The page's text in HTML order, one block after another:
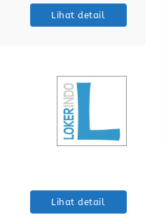
Lihat detail
Lihat detail
(Corrective
Fasilitas
(khusus TPM support)
pengalaman sebagai
di industri
disukai industri